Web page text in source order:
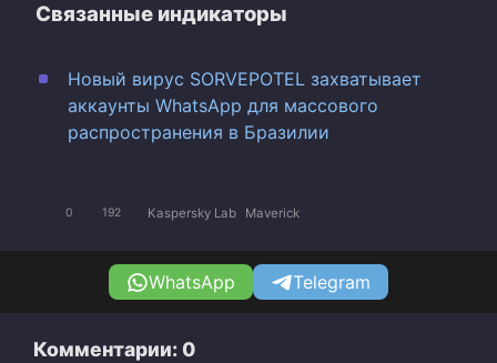
Связанные индикаторы
Новый вирус SORVEPOTEL захватывает
аккаунты WhatsApp для массового
распространения в Бразилии
0 192 Kaspersky Lab Maverick
WhatsApp Telegram
Комментарии: 0